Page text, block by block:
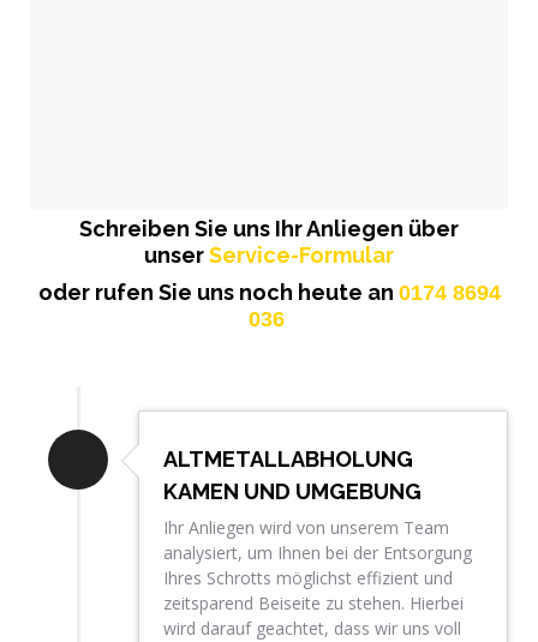
Schreiben Sie uns Ihr Anliegen über
unserService-Formular
oder rufen Sie uns noch heute an 0174 8694
036
ALTMETALLABHOLUNG
KAMEN UND UMGEBUNG
Ihr Anliegen wird von unserem Team
analysiert, um Ihnen bei der Entsorgung
Ihres Schrotts möglichst effizient und
zeitsparend Beiseite zu stehen. Hierbei
wird darauf geachtet, dass wir uns voll